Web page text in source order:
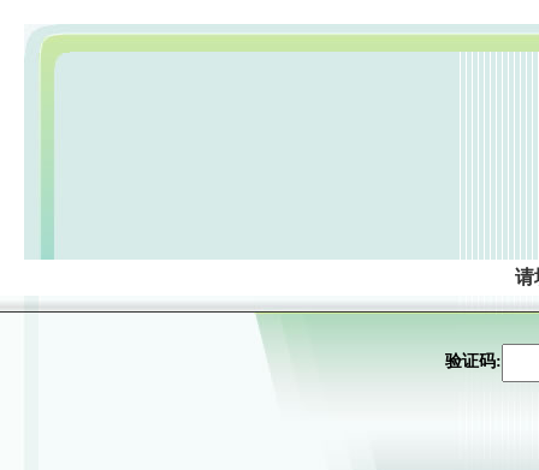
请
验证码: